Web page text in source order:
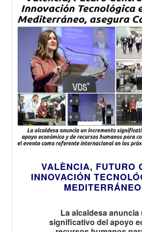
VALÈNCIA, FUTURO
INNOVACIÓN
La alcaldesa
significativo del apoyo